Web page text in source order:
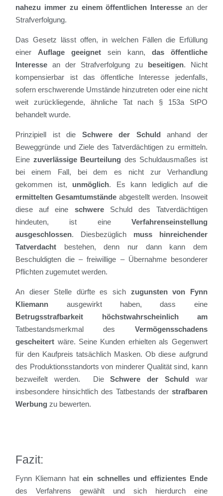
nahezu immer zu einem öffentlichen Interesse an der
Strafverfolgung.
Das Gesetz lässt offen, in welchen Fällen die Erfüllung
einer Auflage geeignet sein kann, das öffentliche
Interesse an der Strafverfolgung zu beseitigen. Nicht
kompensierbar ist das öffentliche Interesse jedenfalls,
sofern erschwerende Umstände hinzutreten oder eine nicht
weit zurückliegende, ähnliche Tat nach § 153a StPO
behandelt wurde.
Prinzipiell ist die Schwere der Schuld anhand der
Beweggründe und Ziele des Tatverdächtigen zu ermitteln.
Eine zuverlässige Beurteilung des Schuldausmaßes ist
bei einem Fall, bei dem es nicht zur Verhandlung
gekommen ist, unmöglich. Es kann lediglich auf die
ermittelten Gesamtumstände abgestellt werden. Insoweit
diese auf eine schwereSchuld des Tatverdächtigen
hindeuten, ist eine Verfahrenseinstellung
ausgeschlossen. Diesbezüglich muss hinreichender
Tatverdacht bestehen, denn nur dann kann dem
Beschuldigten die – freiwillige – Übernahme besonderer
Pflichten zugemutet werden.
An dieser Stelle dürfte es sich zugunsten von Fynn
Kliemann ausgewirkt haben, dass eine
Betrugsstrafbarkeit
höchstwahrscheinlich
am
Tatbestandsmerkmal des Vermögensschadens
gescheitert wäre. Seine Kunden erhielten als Gegenwert
für den Kaufpreis tatsächlich Masken. Ob diese aufgrund
des Produktionsstandorts von minderer Qualität sind, kann
bezweifelt werden. DieSchwere der Schuld war
insbesondere hinsichtlich des Tatbestands der strafbaren
Werbung zu bewerten.
Fazit:
Fynn Kliemann hatein schnelles und effizientes Ende
des Verfahrens gewählt und sich hierdurch eine